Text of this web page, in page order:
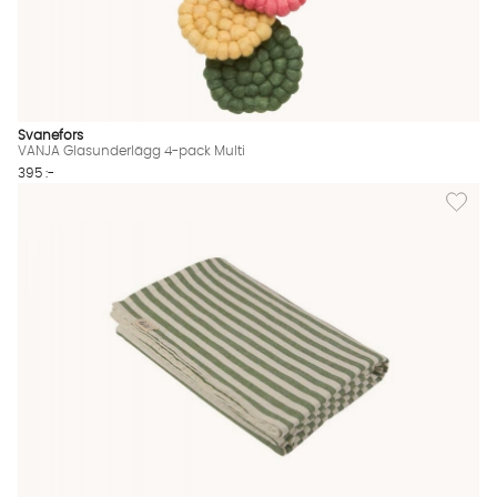
Svanefors
VANJA Glasunderlägg 4-pack Multi
395 :-
Lägg